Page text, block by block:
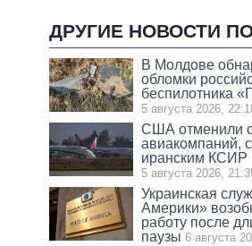
ДРУГИЕ НОВОСТИ
В Молдове
обломки
беспилотника
5 августа 2026,
США отменили
авиакомпаний,
иранским КСИР
5 августа 2026,
Украинская
Америки»
работу после
паузы 6 августа